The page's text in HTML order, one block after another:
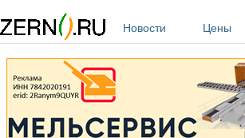
Новости
Цены